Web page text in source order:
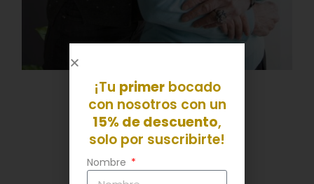
¡Tu primerbocado
con nosotros con un
15% de descuento,
solo por suscribirte!
Nombre